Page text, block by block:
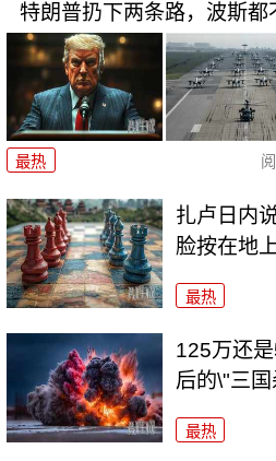
特朗普扔下两条路，波斯
最热
扎卢日内
脸按在地
最热
125万还
后的\"三国
最热